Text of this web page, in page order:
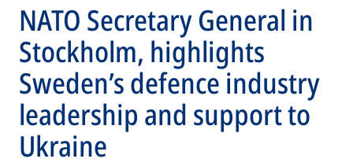
NATO Secretary General in
Stockholm, highlights
Sweden’s defence industry
leadership and support to
Ukraine